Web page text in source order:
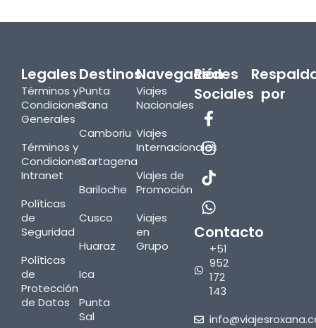
Legales
Términos y
Condiciones
Generales
Términos y
Condiciones
Intranet
Políticas
de
Seguridad
Políticas
de
Protección
de Datos
Destinos
Punta
Cana
Camboriu
Cartagena
Bariloche
Cusco
Huaraz
Ica
Punta
Sal
Navegación
Viajes
Nacionales
Viajes
Internacionales
Viajes de
Promoción
Viajes
en
Grupo
Redes
Sociales
Contacto
+51
952
172
143
por